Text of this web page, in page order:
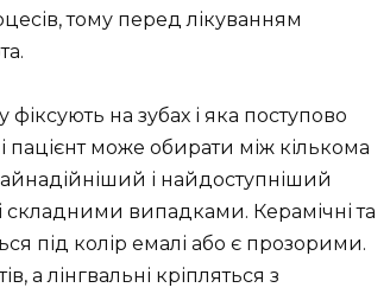
тому перед лікуванням
на зубах і яка поступово
може обирати між кількома
і найдоступніший
складними випадками. Керамічні та
під колір емалі або є прозорими.
а лінгвальні кріпляться з